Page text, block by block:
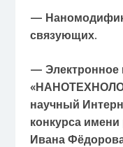
—
связующих.
— Электронное
научный
конкурса имени
Ивана